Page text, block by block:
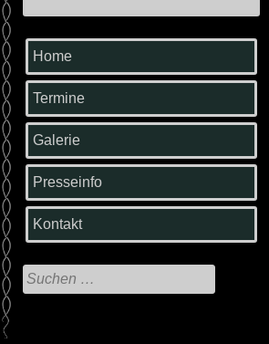
Home
Termine
Galerie
Presseinfo
Kontakt
Suche
nach: